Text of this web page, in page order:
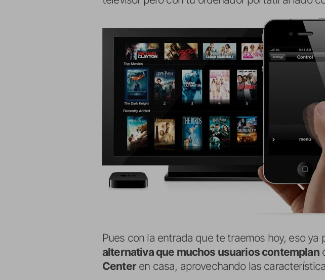
Pues con la entrada que te traemos hoy, eso
alternativa que muchos usuarios contemplan
Centeren casa, aprovechando las